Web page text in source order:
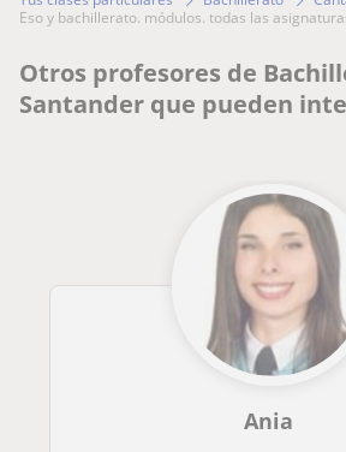
eso y bachillerato. módulos. todas las
Otros profesores de
Santander que pueden
Ania